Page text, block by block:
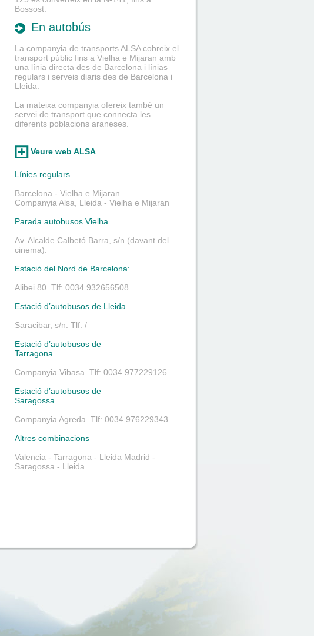
Bossost.
En autobús
La companyia de transports ALSA cobreix el
transport públic fins a Vielha e Mijaran amb
una línia directa des de Barcelona i línias
regulars i serveis diaris des de Barcelona i
Lleida.
La mateixa companyia ofereix també un
servei de transport que connecta les
diferents poblacions araneses.
Veure web ALSA
Línies regulars
Barcelona - Vielha e Mijaran
Companyia Alsa, Lleida - Vielha e Mijaran
Parada autobusos Vielha
Av. Alcalde Calbetó Barra, s/n (davant del
cinema).
Estació del Nord de Barcelona:
Alibei 80. Tlf: 0034 932656508
Estació d’autobusos de Lleida
Saracibar, s/n. Tlf: /
Estació d’autobusos de
Tarragona
Companyia Vibasa. Tlf: 0034 977229126
Estació d’autobusos de
Saragossa
Companyia Agreda. Tlf: 0034 976229343
Altres combinacions
Valencia - Tarragona - Lleida Madrid -
Saragossa - Lleida.